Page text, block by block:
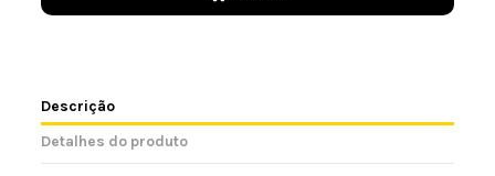
Descrição
Detalhes do produto